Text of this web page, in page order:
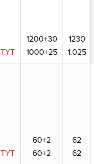
TYT
1200+30
1000+25
1230
1.025
TYT
60+2
60+2
62
62